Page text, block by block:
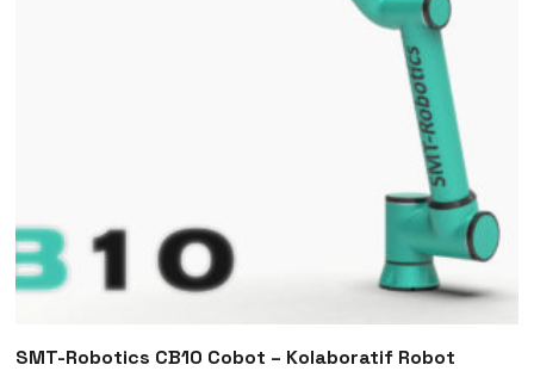
SMT-Robotics CB10 Cobot – Kolaboratif Robot